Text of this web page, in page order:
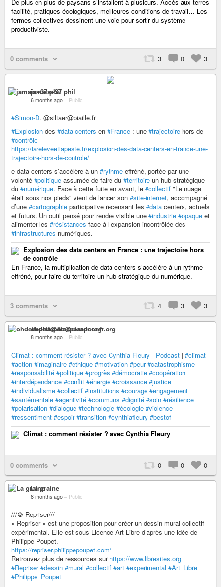
De plus en plus de paysans s’installent à plusieurs. Accès aux terres
facilité, pratiques écologiques, meilleures conditions de travail… Les
fermes collectives dessinent une voie pour sortir du système
productiviste.
0 comments 3 0 3
jamais+37 phil
6 months ago – Public
#Simon-D. @siltaer@piaille.fr
#Explosion des #data-centers en #France : une #trajectoire hors de
#contrôle
https://lareleveetlapeste.fr/explosion-des-data-centers-en-france-une-
trajectoire-hors-de-controle/
e data centers s’accélère à un #rythme effréné, portée par une
volonté #politique assumée de faire du #territoire un hub stratégique
du #numérique. Face à cette fuite en avant, le #collectif "Le nuage
était sous nos pieds" vient de lancer son #site-internet, accompagné
d’une #cartographie participative recensant les #data centers, actuels
et futurs. Un outil pensé pour rendre visible une #industrie #opaque et
alimenter les #résistances face à l’expansion incontrôlée des
#infrastructures numériques.
Explosion des data centers en France : une trajectoire hors
de contrôle
En France, la multiplication de data centers s’accélère à un rythme
effréné, pour faire du territoire un hub stratégique du numérique.
3 comments 4 3 3
ohdeifepha@diaspora-fr.org
8 months ago – Public
Climat : comment résister ? avec Cynthia Fleury - Podcast | #climat
#action #imaginaire #éthique #motivation #peur #catastrophisme
#responsabilité #politique #progrès #démocratie #coopération
#interdépendance #conflit #énergie #croissance #justice
#individualisme #collectif #institutions #courage #engagement
#santémentale #agentivité #communs #dignité #soin #résilience
#polarisation #dialogue #technologie #écologie #violence
#ressentiment #espoir #transition #cynthiafleury #bestof
Climat : comment résister ? avec Cynthia Fleury
0 comments 0 0 0
La graine
8 months ago – Public
///🄯 Repriser///
« Repriser » est une proposition pour créer un dessin mural collectif
expérimental. Elle est sous Licence Art Libre d’après une idée de
Philippe Poupet.
https://repriser.philippepoupet.com/
Retrouvez plus de ressources sur https://www.libresites.org
#Repriser #dessin #mural #collectif #art #experimental #Art_Libre
#Philippe_Poupet